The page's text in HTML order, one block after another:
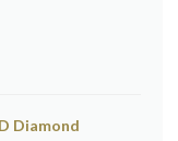
Diamond